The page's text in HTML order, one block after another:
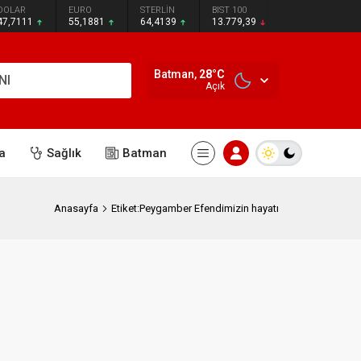
EURO
55,1881
STERLİN
64,4139
BIST 100
13.779,39
Batman, 28°C
Açık
Sağlık Batman
Anasayfa Etiket:Peygamber Efendimizin hayatı